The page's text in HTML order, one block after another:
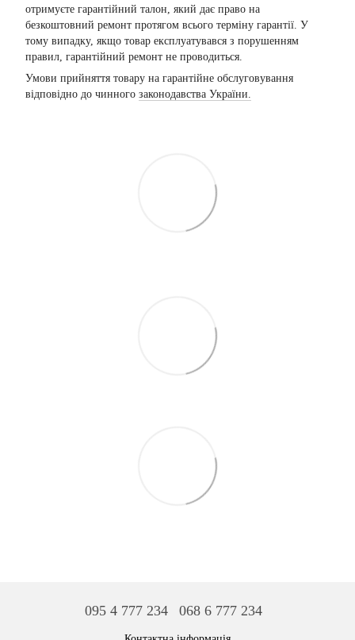
отримуєте гарантійний талон, який дає право на
безкоштовний ремонт протягом всього терміну гарантії. У
тому випадку, якщо товар експлуатувався з порушенням
правил, гарантійний ремонт не проводиться.
Умови прийняття товару на гарантійне обслуговування
відповідно до чинного законодавства України.
095 4 777 234 068 6 777 234